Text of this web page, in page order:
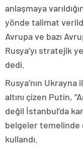
anlaşmaya
yönde talimat
Avrupa ve bazı
Rusya’yı stratejik
dedi.
Rusya’nın
altını çizen Putin,
değil İstanbul’da
belgeler temelinde
kullandı.